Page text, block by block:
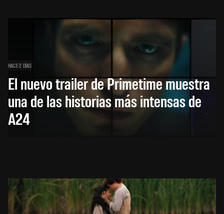
HACE 2 DÍAS
El nuevo trailer de Primetime muestra
una de las historias más intensas de
A24